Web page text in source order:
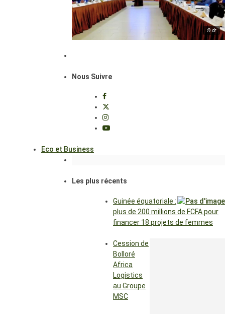
© dr
Nous Suivre
Eco et Business
Les plus récents
Guinée équatoriale :
plus de 200 millions de FCFA pour
financer 18 projets de femmes
Cession de
Bolloré
Africa
Logistics
au Groupe
MSC